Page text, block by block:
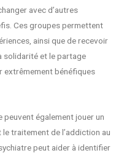
avec d’autres
Ces groupes permettent
ainsi que de recevoir
solidarité et le partage
extrêmement bénéfiques
également jouer un
traitement de l’addiction au
peut aider à identifier